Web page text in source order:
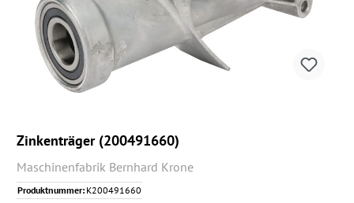
Zinkenträger (200491660)
Maschinenfabrik Bernhard Krone
Produktnummer: K200491660